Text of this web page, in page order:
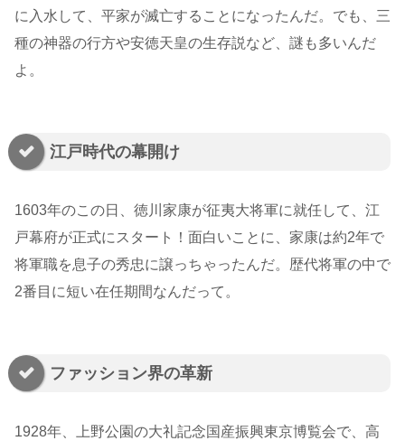
に入水して、平家が滅亡することになったんだ。でも、三
種の神器の行方や安徳天皇の生存説など、謎も多いんだ
よ。
江戸時代の幕開け
1603年のこの日、徳川家康が征夷大将軍に就任して、江
戸幕府が正式にスタート！面白いことに、家康は約2年で
将軍職を息子の秀忠に譲っちゃったんだ。歴代将軍の中で
2番目に短い在任期間なんだって。
ファッション界の革新
1928年、上野公園の大礼記念国産振興東京博覧会で、高